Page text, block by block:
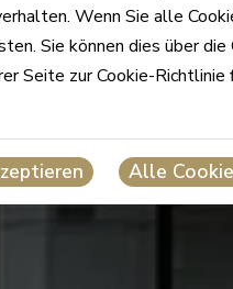
Wenn Sie alle
Sie können dies über
Seite zur Cookie-
Alle